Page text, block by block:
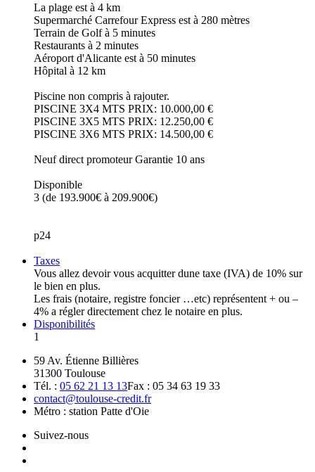
La plage est à 4 km
Supermarché Carrefour Express est à 280 mètres
Terrain de Golf à 5 minutes
Restaurants à 2 minutes
Aéroport d'Alicante est à 50 minutes
Hôpital à 12 km
Piscine non compris à rajouter.
PISCINE 3X4 MTS PRIX: 10.000,00 €
PISCINE 3X5 MTS PRIX: 12.250,00 €
PISCINE 3X6 MTS PRIX: 14.500,00 €
Neuf direct promoteur Garantie 10 ans
Disponible
3 (de 193.900€ à 209.900€)
p24
Taxes
Vous allez devoir vous acquitter dune taxe (IVA) de 10% sur
le bien en plus.
Les frais (notaire, registre foncier …etc) représentent + ou –
4% a régler directement chez le notaire en plus.
Disponibilités
1
59 Av. Étienne Billières
31300 Toulouse
Tél. : 05 62 21 13 13Fax : 05 34 63 19 33
contact@toulouse-credit.fr
Métro : station Patte d'Oie
Suivez-nous